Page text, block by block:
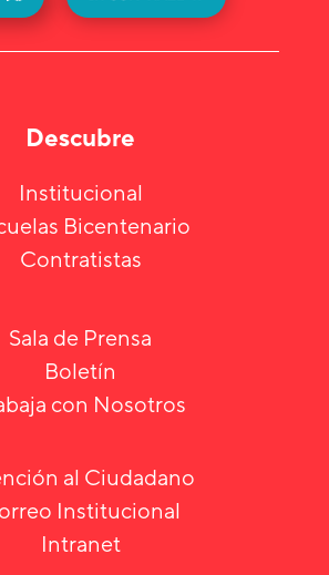
Descubre
Institucional
Bicentenario
Contratistas
Sala de Prensa
Boletín
con Nosotros
al Ciudadano
Institucional
Intranet